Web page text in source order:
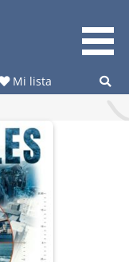
Mi lista